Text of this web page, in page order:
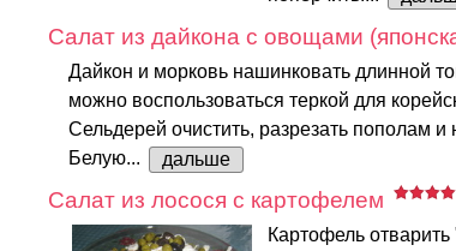
Салат из дайкона с овощами
Дайкон и морковь нашинковать длинной
можно воспользоваться теркой для
Сельдерей очистить, разрезать пополам и
Белую...
дальше
Салат из лосося с картофелем
Картофель